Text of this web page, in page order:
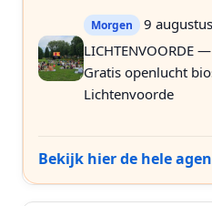
Morgen
9
LICHTENVOORDE
Gratis openlucht
Lichtenvoorde
Bekijk hier de hele